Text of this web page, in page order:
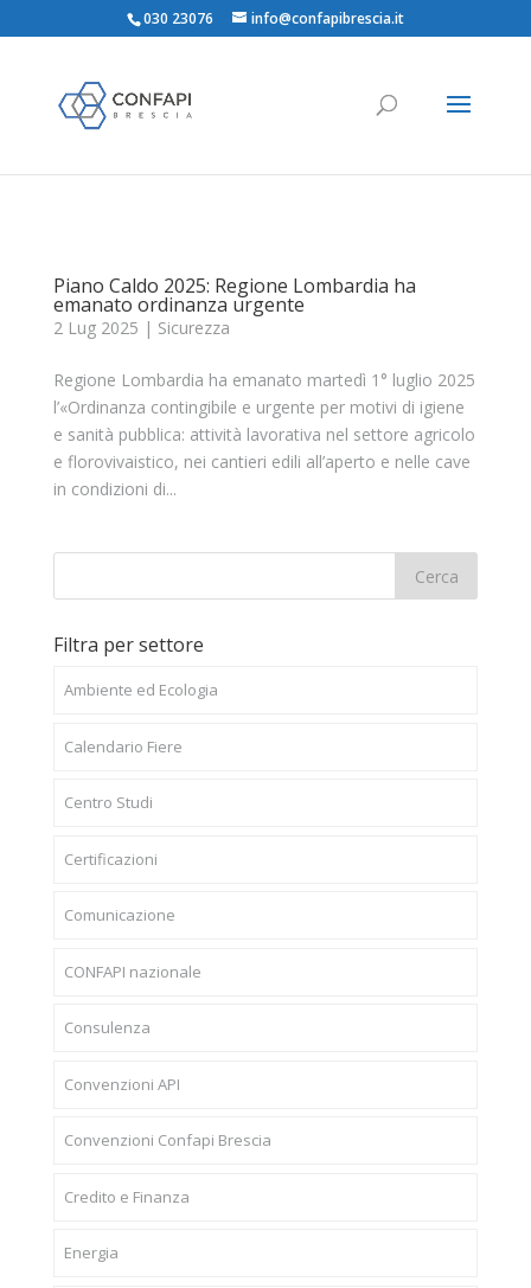
030 23076 info@confapibrescia.it
Piano Caldo 2025: Regione Lombardia ha
emanato ordinanza urgente
2 Lug 2025 | Sicurezza
Regione Lombardia ha emanato martedì 1° luglio 2025
l’«Ordinanza contingibile e urgente per motivi di igiene
e sanità pubblica: attività lavorativa nel settore agricolo
e florovivaistico, nei cantieri edili all’aperto e nelle cave
in condizioni di...
Filtra per settore
Ambiente ed Ecologia
Calendario Fiere
Centro Studi
Certificazioni
Comunicazione
CONFAPI nazionale
Consulenza
Convenzioni API
Convenzioni Confapi Brescia
Credito e Finanza
Energia